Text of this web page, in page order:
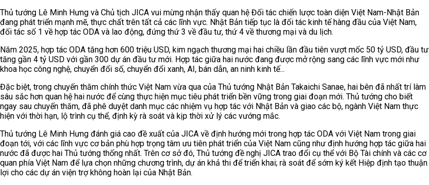
Thủ tướng Lê Minh Hưng và Chủ tịch JICA vui mừng nhận thấy quan hệ Đối tác chiến lược toàn diện Việt Nam-Nhật Bản
đang phát triển mạnh mẽ, thực chất trên tất cả các lĩnh vực. Nhật Bản tiếp tục là đối tác kinh tế hàng đầu của Việt Nam,
đối tác số 1 về hợp tác ODA và lao động, đứng thứ 3 về đầu tư, thứ 4 về thương mại và du lịch.
Năm 2025, hợp tác ODA tăng hơn 600 triệu USD, kim ngạch thương mại hai chiều lần đầu tiên vượt mốc 50 tỷ USD, đầu tư
tăng gần 4 tỷ USD với gần 300 dự án đầu tư mới. Hợp tác giữa hai nước đang được mở rộng sang các lĩnh vực mới như
khoa học công nghệ, chuyển đổi số, chuyển đổi xanh, AI, bán dẫn, an ninh kinh tế...
Đặc biệt, trong chuyến thăm chính thức Việt Nam vừa qua của Thủ tướng Nhật Bản Takaichi Sanae, hai bên đã nhất trí làm
sâu sắc hơn quan hệ hai nước để cùng thực hiện mục tiêu phát triển bền vững trong giai đoạn mới. Thủ tướng cho biết
ngay sau chuyến thăm, đã phê duyệt danh mục các nhiệm vụ hợp tác với Nhật Bản và giao các bộ, ngành Việt Nam thực
hiện với thời hạn, lộ trình cụ thể, định kỳ rà soát và kịp thời xử lý các vướng mắc.
Thủ tướng Lê Minh Hưng đánh giá cao đề xuất của JICA về định hướng mới trong hợp tác ODA với Việt Nam trong giai
đoạn tới, với các lĩnh vực cơ bản phù hợp trọng tâm ưu tiên phát triển của Việt Nam cũng như định hướng hợp tác giữa hai
nước đã được hai Thủ tướng thống nhất. Trên cơ sở đó, Thủ tướng đề nghị JICA trao đổi cụ thể với Bộ Tài chính và các cơ
quan phía Việt Nam để lựa chọn những chương trình, dự án khả thi để triển khai; rà soát để sớm ký kết Hiệp định tạo thuận
lợi cho các dự án viện trợ không hoàn lại của Nhật Bản.